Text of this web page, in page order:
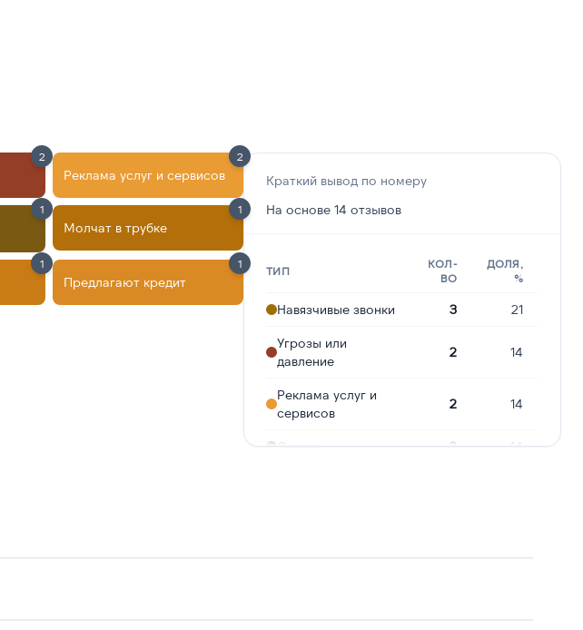
2
Реклама услуг и сервисов
2
1
Молчат в трубке
1
1
Предлагают кредит
1
Краткий вывод по номеру
На основе 14 отзывов
ТИП
КОЛ-
ВО
ДОЛЯ,
%
Навязчивые звонки 3 21
Угрозы или
давление
2 14
Реклама услуг и
сервисов
2 14
Опрос 2 14